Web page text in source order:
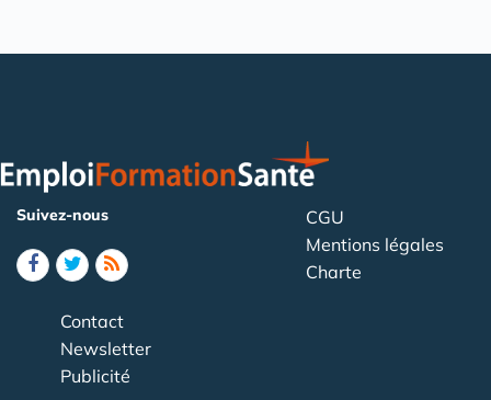
Suivez-nous
CGU
Mentions légales
Charte
Contact
Newsletter
Publicité